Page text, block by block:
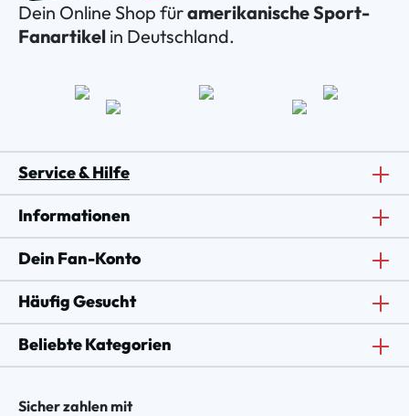
Dein Online Shop füramerikanische Sport-
Fanartikel in Deutschland.
Service & Hilfe
Informationen
Dein Fan-Konto
Häufig Gesucht
Beliebte Kategorien
Sicher zahlen mit